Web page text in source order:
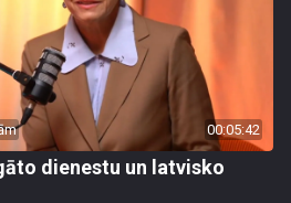
00:05:42
dienestu un latvisko